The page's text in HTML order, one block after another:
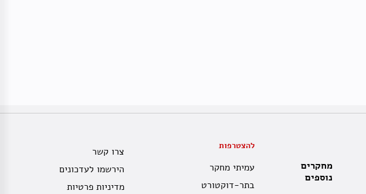
מחקרים
נוספים
להצטרפות
עמיתי מחקר
בתר-דוקטורט
צרו קשר
הירשמו לעדכונים
מדיניות פרטיות